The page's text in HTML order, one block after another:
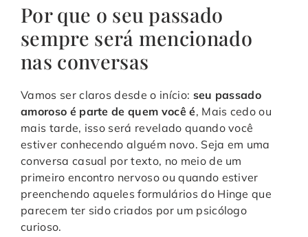
Por que o seu passado
sempre será mencionado
nas conversas
Vamos ser claros desde o início: seu passado
amoroso é parte de quem você é, Mais cedo ou
mais tarde, isso será revelado quando você
estiver conhecendo alguém novo. Seja em uma
conversa casual por texto, no meio de um
primeiro encontro nervoso ou quando estiver
preenchendo aqueles formulários do Hinge que
parecem ter sido criados por um psicólogo
curioso.